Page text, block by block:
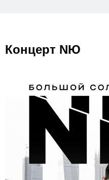
Концерт NЮ